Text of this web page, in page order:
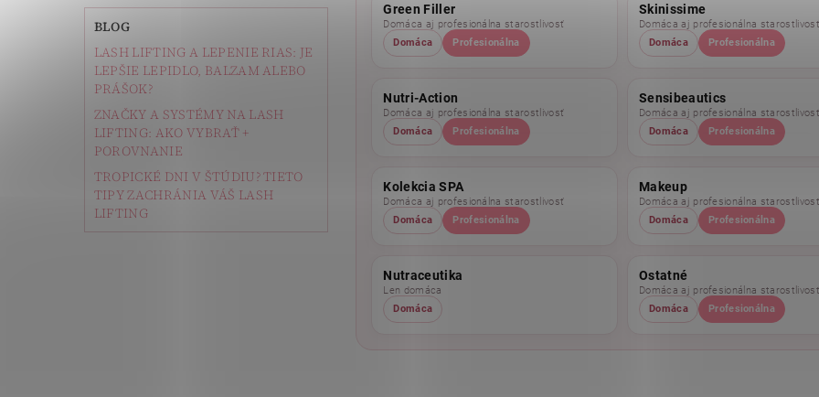
BLOG
LASH LIFTING A LEPENIE RIAS: JE
LEPŠIE LEPIDLO, BALZAM ALEBO
PRÁŠOK?
ZNAČKY A SYSTÉMY NA LASH
LIFTING: AKO VYBRAŤ +
POROVNANIE
TROPICKÉ DNI V ŠTÚDIU? TIETO
TIPY ZACHRÁNIA VÁŠ LASH
LIFTING
Green Filler
Domáca aj profesionálna starostlivosť
Domáca
Profesionálna
Skinissime
Domáca aj profesionálna starostlivosť
Domáca
Profesionálna
Nutri-Action
Domáca aj profesionálna starostlivosť
Domáca
Profesionálna
Sensibeautics
Domáca aj profesionálna starostlivosť
Domáca
Profesionálna
Kolekcia SPA
Domáca aj profesionálna starostlivosť
Domáca
Profesionálna
Makeup
Domáca aj profesionálna starostlivosť
Domáca
Profesionálna
Nutraceutika
Len domáca
Domáca
Ostatné
Domáca aj profesionálna starostlivosť
Domáca
Profesionálna